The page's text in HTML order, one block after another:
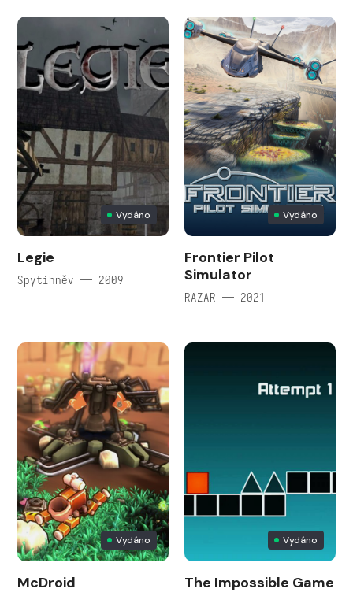
Vydáno
Legie
Spytihněv — 2009
Vydáno
Frontier Pilot
Simulator
RAZAR — 2021
Vydáno
McDroid
Vydáno
The Impossible Game